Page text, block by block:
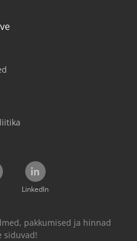
LinkedIn
pakkumised ja hinnad
siduvad!